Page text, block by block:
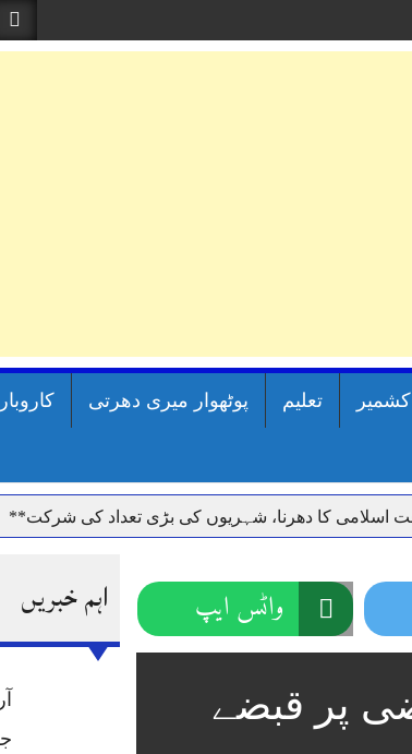
کشمیر تعلیم پوٹھوار میری دھرتی کاروبار
اسلامی کا دھرنا، شہریوں کی بڑی تعداد کی شرکت**
اویس لغاری
جموں 6 تحریک شاد باد کا عبدالخطیب چودھری کی حمایت کا اعلان
چارسدہ کا بہادر سپوت وطن کی حرمت پر قربان
کمشنر کلرسیداں سیدہ زینب حسین کی پریس
اہم خبریں واٹس ایپ
11 کنال اراضی پر قبضے